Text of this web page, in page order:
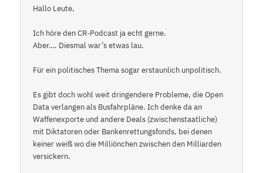
Hallo Leute,
Ich höre den CR-Podcast ja echt gerne.
Aber…. Diesmal war’s etwas lau.
Für ein politisches Thema sogar erstaunlich unpolitisch.
Es gibt doch wohl weit dringendere Probleme, die Open
Data verlangen als Busfahrpläne. Ich denke da an
Waffenexporte und andere Deals (zwischenstaatliche)
mit Diktatoren oder Bankenrettungsfonds, bei denen
keiner weiß wo die Milliönchen zwischen den Milliarden
versickern.